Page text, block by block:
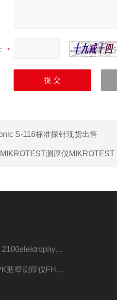
S-116标准探针现货出售
测厚仪MIKROTEST
Mintest 2100elektrophysik代理
德国EPK瓶壁测厚仪FH7200/FH7400